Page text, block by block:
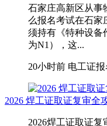
石家庄高新区从事
么报名考试在石家
须持有《特种设备
为N1）‌，这...
20小时前 电工证报
2026 焊工证取证复审全
2026焊工证取证